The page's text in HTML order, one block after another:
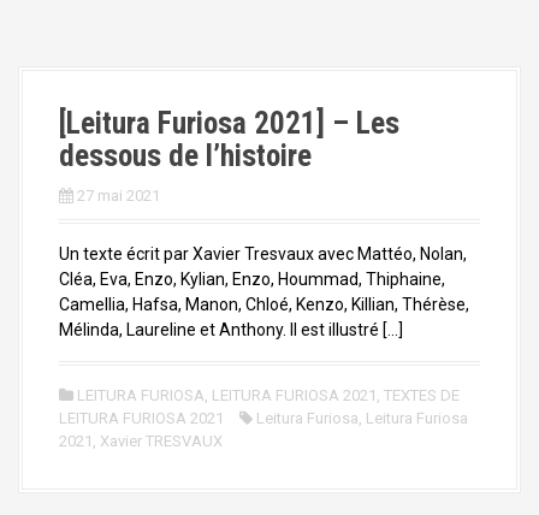
[Leitura Furiosa 2021] – Les
dessous de l’histoire
27 mai 2021
Un texte écrit par Xavier Tresvaux avec Mattéo, Nolan,
Cléa, Eva, Enzo, Kylian, Enzo, Hoummad, Thiphaine,
Camellia, Hafsa, Manon, Chloé, Kenzo, Killian, Thérèse,
Mélinda, Laureline et Anthony. Il est illustré […]
LEITURA FURIOSA, LEITURA FURIOSA 2021 , TEXTES DE
LEITURA FURIOSA 2021
Leitura Furiosa, Leitura Furiosa
2021 , Xavier TRESVAUX